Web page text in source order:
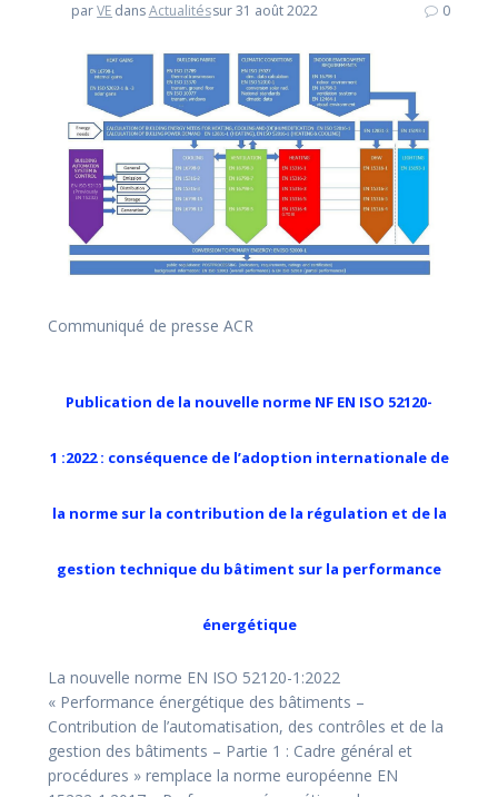
parVE dansActualitéssur 31 août 2022 0
Communiqué de presse ACR
Publication de la nouvelle norme NF EN ISO 52120-
1 :2022 : conséquence de l’adoption internationale de
la norme sur la contribution de la régulation et de la
gestion technique du bâtiment sur la performance
énergétique
La nouvelle norme EN ISO 52120-1:2022
« Performance énergétique des bâtiments –
Contribution de l’automatisation, des contrôles et de la
gestion des bâtiments – Partie 1 : Cadre général et
procédures » remplace la norme européenne EN